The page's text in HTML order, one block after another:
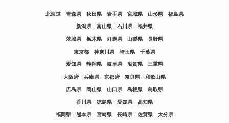
北海道 青森県 秋田県 岩手県 宮城県 山形県 福島県
新潟県 富山県 石川県 福井県
茨城県 栃木県 群馬県 山梨県 長野県
東京都 神奈川県 埼玉県 千葉県
愛知県 静岡県 岐阜県 滋賀県 三重県
大阪府 兵庫県 京都府 奈良県 和歌山県
広島県 岡山県 山口県 島根県 鳥取県
香川県 徳島県 愛媛県 高知県
福岡県 熊本県 宮崎県 長崎県 佐賀県 大分県